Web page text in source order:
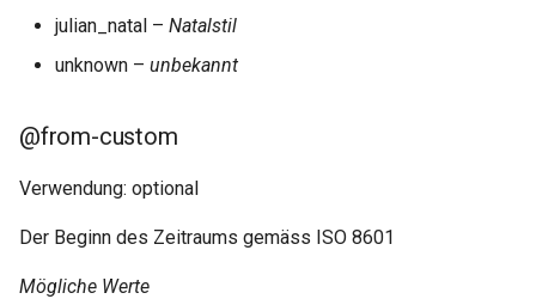
julian_natal – Natalstil
unknown – unbekannt
@from-custom
Verwendung: optional
Der Beginn des Zeitraums gemäss ISO 8601
Mögliche Werte